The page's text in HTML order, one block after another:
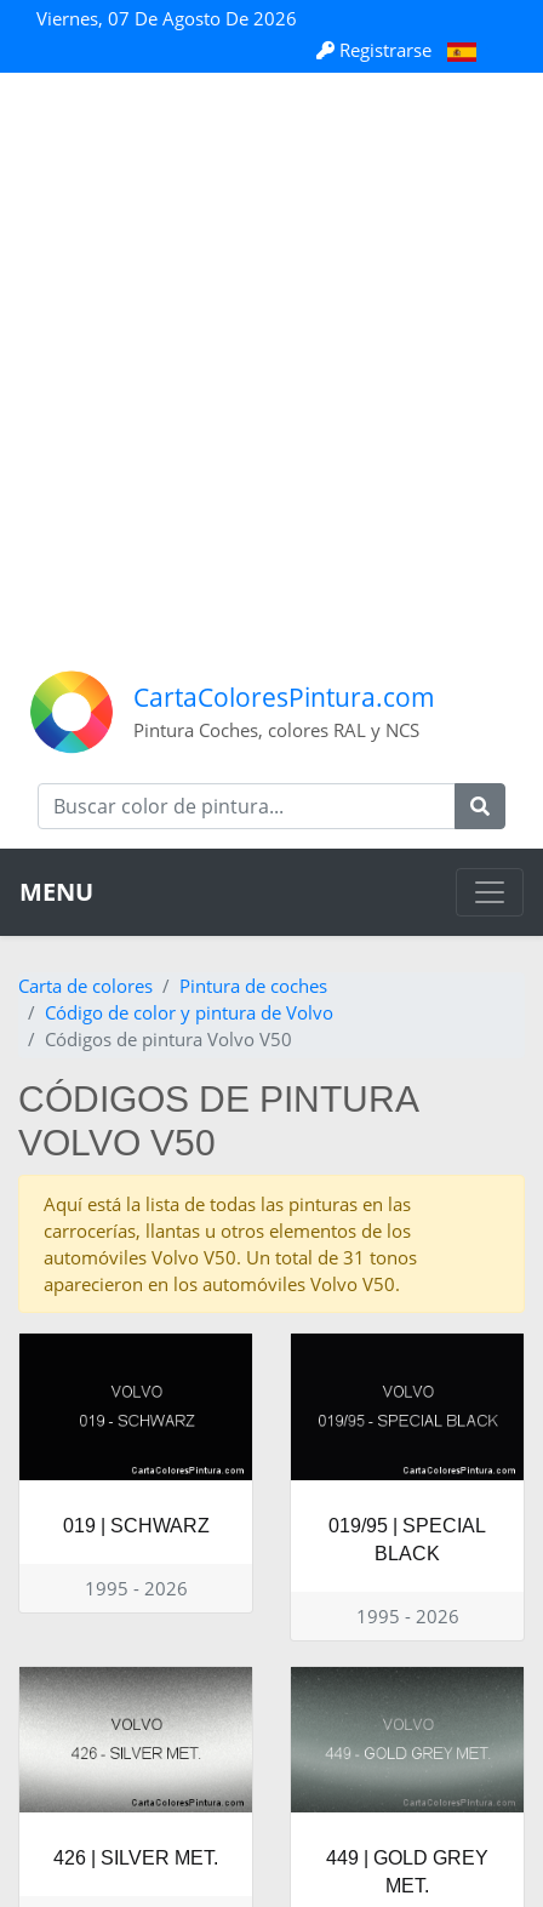
Viernes, 07 De Agosto De 2026
Registrarse
CartaColoresPintura.com
Pintura Coches, colores RAL y NCS
MENU
Carta de colores
Pintura de coches
Código de color y pintura de Volvo
Códigos de pintura Volvo V50
CÓDIGOS DE PINTURA
VOLVO V50
Aquí está la lista de todas las pinturas en las
carrocerías, llantas u otros elementos de los
automóviles Volvo V50. Un total de 31 tonos
aparecieron en los automóviles Volvo V50.
019 | SCHWARZ
1995 - 2026
019/95 | SPECIAL
BLACK
1995 - 2026
426 | SILVER MET.
449 | GOLD GREY
MET.